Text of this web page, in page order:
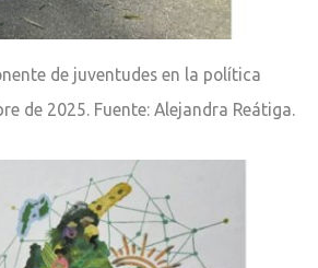
de juventudes en la política
de 2025. Fuente: Alejandra Reátiga.